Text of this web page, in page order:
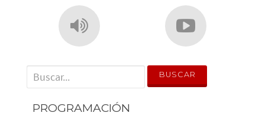
' . __('Search for:') . '
PROGRAMACIÓN